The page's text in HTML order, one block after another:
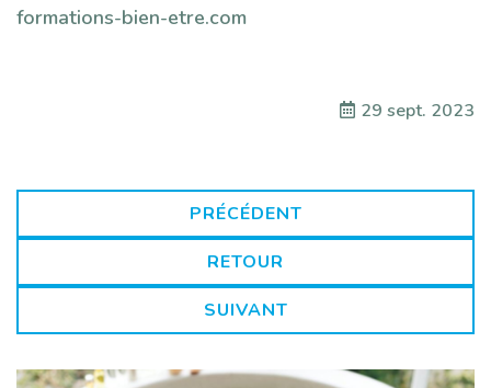
formations-bien-etre.com
29 sept. 2023
PRÉCÉDENT
RETOUR
SUIVANT